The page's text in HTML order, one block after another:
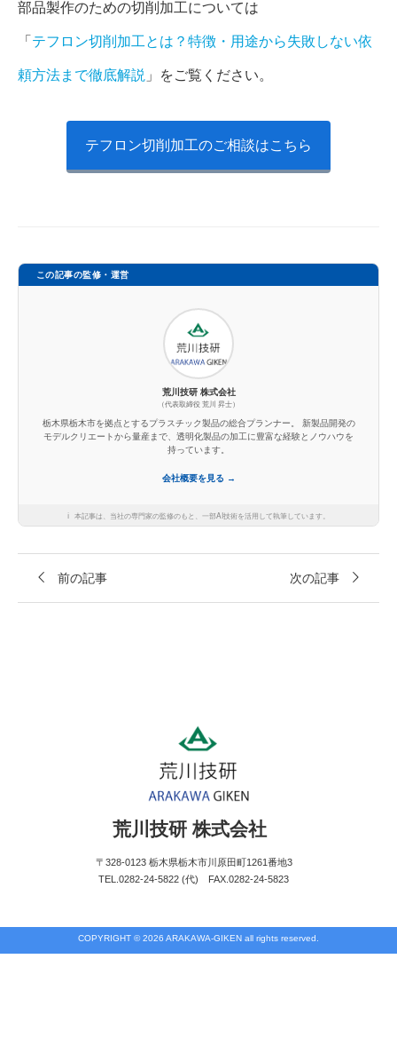
部品製作のための切削加工については
「 テフロン切削加工とは？特徴・用途から失敗しない依
頼方法まで徹底解説 」をご覧ください。
テフロン切削加工のご相談はこちら
この記事の監修・運営
荒川技研 株式会社
（代表取締役 荒川 昇士）
栃木県栃木市を拠点とするプラスチック製品の総合プランナー。 新製品開発の
モデルクリエートから量産まで、透明化製品の加工に豊富な経験とノウハウを
持っています。
会社概要を見る →
ℹ️ 本記事は、当社の専門家の監修のもと、一部AI技術を活用して執筆しています。
前の記事 次の記事
荒川技研 株式会社
〒328-0123 栃木県栃木市川原田町1261番地3
TEL.0282-24-5822 (代) FAX.0282-24-5823
COPYRIGHT © 2026 ARAKAWA-GIKEN all rights reserved.